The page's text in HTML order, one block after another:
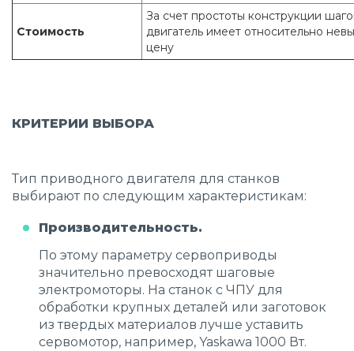
Стоимость
За счет простоты конструкции
двигатель имеет относительно
цену
КРИТЕРИИ ВЫБОРА
Тип приводного двигателя для станков
выбирают по следующим характеристикам:
Производительность.
По этому параметру сервоприводы
значительно превосходят шаговые
электромоторы. На станок с ЧПУ для
обработки крупных деталей или заготовок
из твердых материалов лучше уставить
сервомотор, например, Yaskawa 1000 Вт.